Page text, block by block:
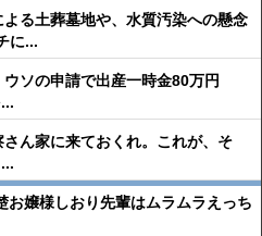
よる土葬墓地や、水質汚染への懸念
に...
ウソの申請で出産一時金80万円
さん家に来ておくれ。これが、そ
お嬢様しおり先輩はムラムラえっち